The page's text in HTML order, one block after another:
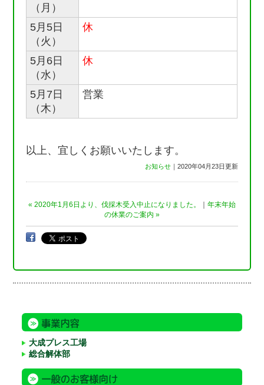
（月）
5月5日
（火）
休
5月6日
（水）
休
5月7日
（木）
営業
以上、宜しくお願いいたします。
お知らせ｜2020年04月23日更新
« 2020年1月6日より、伐採木受入中止になりました。 ｜ 年末年始
の休業のご案内 »
大成プレス工場
総合解体部